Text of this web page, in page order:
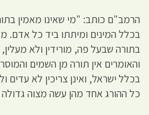
הרמב"ם כותב: "מי שאינו מאמין
בכלל המינים ומיתתו ביד כל אדם.
בתורה שבעל פה, מורידין ולא
והאומרים אין תורה מן השמים
בכלל ישראל, ואינן צריכין לא עדים
כל ההורג אחד מהן עשה מצוה גדולה